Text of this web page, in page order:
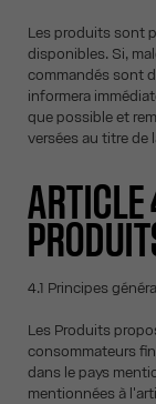
Les produits sont
disponibles. Si,
commandés sont
informera
que possible et
versées au titre de
ARTICLE
4.1 Principes
Les Produits
consommateurs
dans le pays
mentionnées à